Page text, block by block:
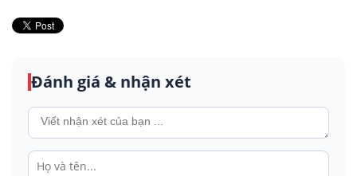
Đánh giá & nhận xét